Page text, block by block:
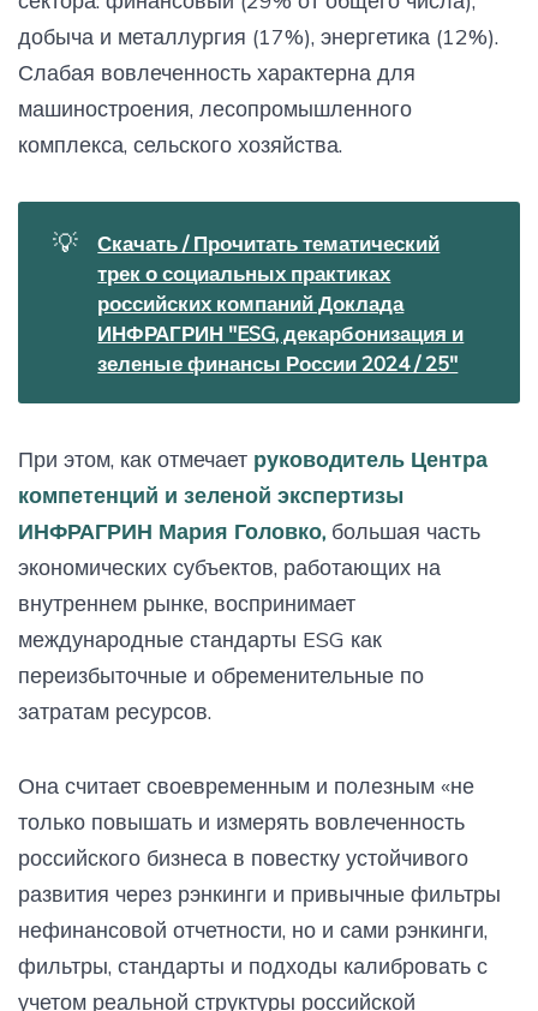
добыча и металлургия (17%), энергетика (12%).
Слабая вовлеченность характерна для
машиностроения, лесопромышленного
комплекса, сельского хозяйства.
💡
Скачать / Прочитать тематический
трек о социальных практиках
российских компаний Доклада
ИНФРАГРИН "ESG, декарбонизация и
зеленые финансы России 2024 / 25"
При этом, как отмечает руководитель Центра
компетенций и зеленой экспертизы
ИНФРАГРИН Мария Головко, большая часть
экономических субъектов, работающих на
внутреннем рынке, воспринимает
международные стандарты ESG как
переизбыточные и обременительные по
затратам ресурсов.
Она считает своевременным и полезным «не
только повышать и измерять вовлеченность
российского бизнеса в повестку устойчивого
развития через рэнкинги и привычные фильтры
нефинансовой отчетности, но и сами рэнкинги,
фильтры, стандарты и подходы калибровать с
учетом реальной структуры российской